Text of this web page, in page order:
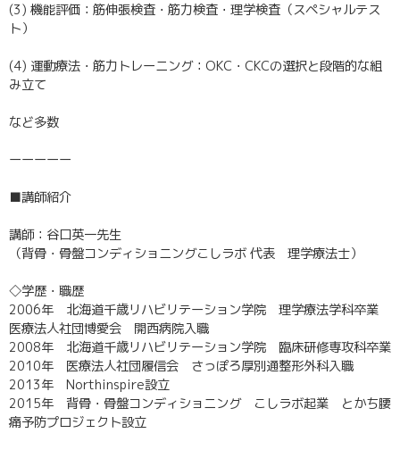
(3) 機能評価：筋伸張検査・筋力検査・理学検査（スペシャルテス
ト）
(4) 運動療法・筋力トレーニング：OKC・CKCの選択と段階的な組
み立て
など多数
ーーーーー
■講師紹介
講師：谷口英一先生
（背骨・骨盤コンディショニングこしラボ 代表 理学療法士）
◇学歴・職歴
2006年 北海道千歳リハビリテーション学院 理学療法学科卒業
医療法人社団博愛会 開西病院入職
2008年 北海道千歳リハビリテーション学院 臨床研修専攻科卒業
2010年 医療法人社団履信会 さっぽろ厚別通整形外科入職
2013年 Northinspire設立
2015年 背骨・骨盤コンディショニング こしラボ起業 とかち腰
痛予防プロジェクト設立